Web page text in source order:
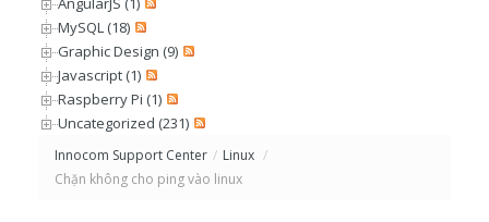
MySQL (18)
Graphic Design (9)
Javascript (1)
Raspberry Pi (1)
Uncategorized (231)
Innocom Support Center / Linux /
Chặn không cho ping vào linux